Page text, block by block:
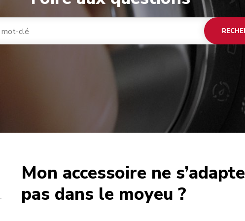
Mon accessoire ne
pas dans le moyeu ?